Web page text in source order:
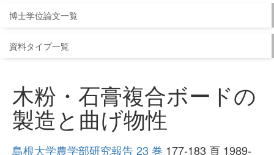
博士学位論文一覧
資料タイプ一覧
木粉・石膏複合ボードの
製造と曲げ物性
島根大学農学部研究報告 23 巻 177-183 頁 1989-